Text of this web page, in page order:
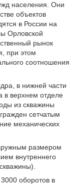
населения. Они
объектов
в России на
Орловской
рынок
при этом
соотношения
в нижней части
в верхнем отделе
из скважины
сетчатым
механических
размером
внутреннего
оборотов в